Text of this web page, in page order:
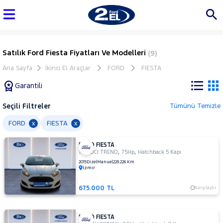
Satılık Ford Fiesta Fiyatları Ve Modelleri (9)
Ana Sayfa İkinci El Araçlar FORD FIESTA
Garantili
Tüm
Araçlar
AUDI
BMC
BMW
BYD
Seçili Filtreler Tümünü Temizle
FORD x FIESTA x
FORD FIESTA
1.5 TDCI TREND,75Hp, Hatchback 5 Kapı
2015DizelManuel229.226 Km
İzmir
675.000 TL Karşılaştır
FORD FIESTA